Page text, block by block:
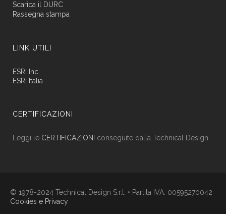
Scarica il DURC
Rassegna stampa
LINK UTILI
ESRI Inc.
ESRI Italia
CERTIFICAZIONI
Leggi le CERTIFICAZIONI conseguite dalla Technical Design
© 1978-2024 Technical Design S.r.l. • Partita IVA: 00595270042
Cookies e Privacy